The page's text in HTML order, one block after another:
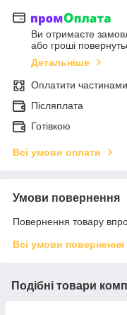
Ви отримаєте
або гроші
Детальніше
Оплатити частинами
Післяплата
Готівкою
Всі умови оплати
Умови повернення
Повернення товару
Всі умови повернення
Подібні товари